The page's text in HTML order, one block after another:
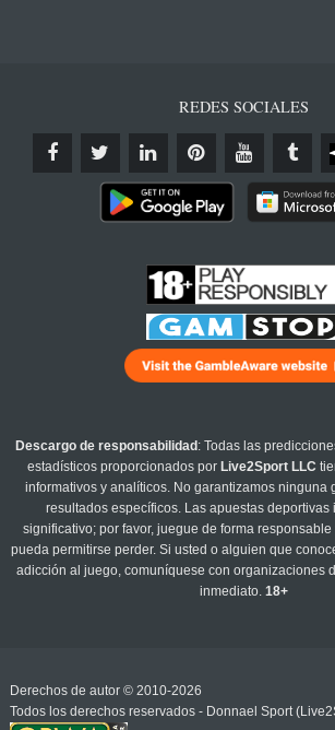
REDES SOCIALES
Descargo de responsabilidad : Todas las
estadísticos proporcionados por Live2Sport LLC
informativos y analíticos. No garantizamos ninguna
resultados específicos. Las apuestas
significativo; por favor, juegue de forma
pueda permitirse perder. Si usted o alguien que
adicción al juego, comuníquese con organizaciones
inmediato.18+
Derechos de autor © 2010-2026
Todos los derechos reservados - Donnael Sport